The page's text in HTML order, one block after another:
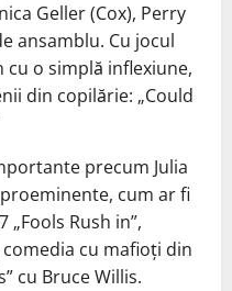
Geller (Cox), Perry
ansamblu. Cu jocul
cu o simplă inflexiune,
din copilărie: „Could
precum Julia
cum ar fi
Rush in”,
cu mafioți din
cu Bruce Willis.